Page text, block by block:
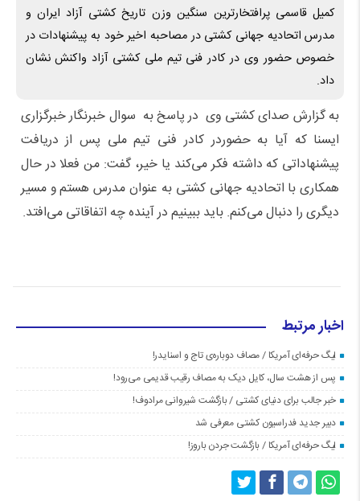
کمیل قاسمی پرافتخارترین سنگین وزن تاریخ کشتی آزاد ایران و
مدرس اتحادیه جهانی کشتی در مصاحبه اخیر خود به پیشنهادات در
خصوص حضور وی در کادر فنی تیم ملی کشتی آزاد واکنش نشان
داد.
به گزارش صدای کشتی وی در پاسخ به سوال خبرنگار خبرگزاری
ایسنا که آیا به حضوردر کادر فنی تیم ملی پس از دریافت
پیشنهاداتی که داشته فکر می‌کند یا خیر، گفت: من فعلا در حال
همکاری با اتحادیه جهانی کشتی به عنوان مدرس هستم و مسیر
دیگری را دنبال می‌کنم. باید ببینیم در آینده چه اتفاقاتی می‌افتد.
اخبار مرتبط
لیگ حرفه‌ای آمریکا / مصاف دوباره‌ی تاج و اسنایدر!
پس از هشت سال، کایل دیک به مصاف رقیب قدیمی می‌رود!
خبر جالب برای دنیای کشتی / بازگشت شیروانی مرادوف!
دبیر جدید فدراسیون کشتی معرفی شد
لیگ حرفه‌ای آمریکا / بازگشت جردن باروز!